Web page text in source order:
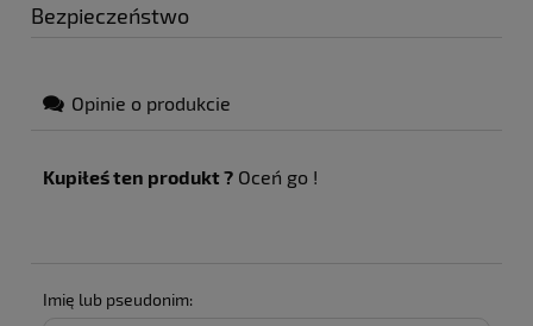
Bezpieczeństwo
Opinie o produkcie
Kupiłeś ten produkt ? Oceń go !
Imię lub pseudonim: